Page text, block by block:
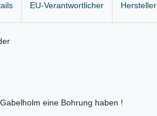
EU-Verantwortlicher Hersteller
eine Bohrung haben !